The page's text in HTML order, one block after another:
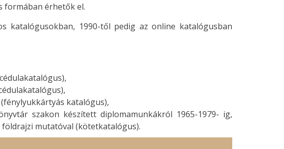
formában érhetők el.
katalógusokban, 1990-től pedig az online katalógusban
katalógus),
szakon készített diplomamunkákról 1965-1979- ig,
mutatóval (kötetkatalógus).